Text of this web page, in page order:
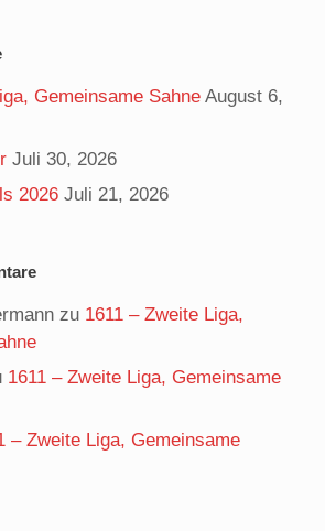
Gemeinsame Sahne August 6,
Juli 30, 2026
2026 Juli 21, 2026
zu 1611 – Zweite Liga,
1611 – Zweite Liga, Gemeinsame
– Zweite Liga, Gemeinsame